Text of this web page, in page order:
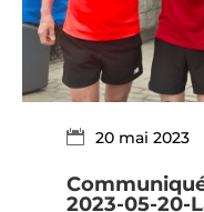
20 mai 2023
2023-05-20-